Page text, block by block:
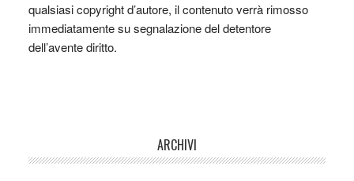
qualsiasi copyright d’autore, il contenuto verrà rimosso
immediatamente su segnalazione del detentore
dell’avente diritto.
ARCHIVI